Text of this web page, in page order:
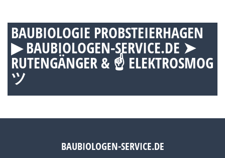
BAUBIOLOGIE PROBSTEIERHAGEN
▶︎ BAUBIOLOGEN-SERVICE.DE ➤
RUTENGÄNGER & ☝ ELEKTROSMOG
ツ
BAUBIOLOGEN-SERVICE.DE